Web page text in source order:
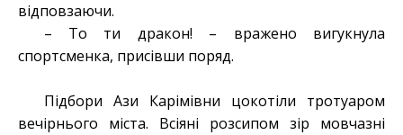
відповзаючи.
– То ти дракон! – вражено вигукнула
спортсменка, присівши поряд.
Підбори Ази Карімівни цокотіли тротуаром
вечірнього міста. Всіяні розсипом зір мовчазні